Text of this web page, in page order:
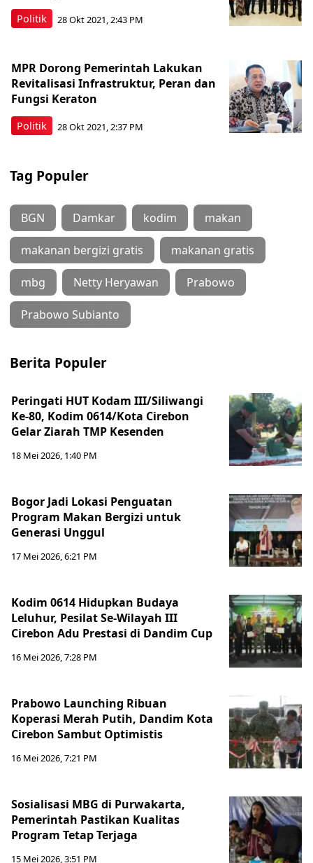
Politik 28 Okt 2021, 2:43 PM
Politik
MPR Dorong Pemerintah Lakukan
Revitalisasi Infrastruktur, Peran dan
Fungsi Keraton
28 Okt 2021, 2:37 PM
Tag Populer
BGN Damkar kodim makan
makanan bergizi gratis makanan gratis
mbg Netty Heryawan Prabowo
Prabowo Subianto
Berita Populer
Peringati HUT Kodam III/Siliwangi
Ke-80, Kodim 0614/Kota Cirebon
Gelar Ziarah TMP Kesenden
18 Mei 2026, 1:40 PM
Bogor Jadi Lokasi Penguatan
Program Makan Bergizi untuk
Generasi Unggul
17 Mei 2026, 6:21 PM
Kodim 0614 Hidupkan Budaya
Leluhur, Pesilat Se-Wilayah III
Cirebon Adu Prestasi di Dandim Cup
16 Mei 2026, 7:28 PM
Prabowo Launching Ribuan
Koperasi Merah Putih, Dandim Kota
Cirebon Sambut Optimistis
16 Mei 2026, 7:21 PM
Sosialisasi MBG di Purwakarta,
Pemerintah Pastikan Kualitas
Program Tetap Terjaga
15 Mei 2026, 3:51 PM